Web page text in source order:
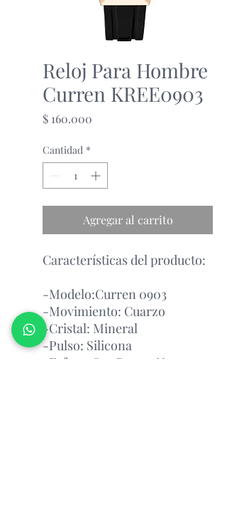
Reloj Para Hombre
Curren KREE0903
$ 160.000
Cantidad *
Agregar al carrito
Características del producto:
-Modelo:Curren 0903
-Movimiento: Cuarzo
-Cristal: Mineral
-Pulso: Silicona
-Esfera: Oro Rosa y Negra